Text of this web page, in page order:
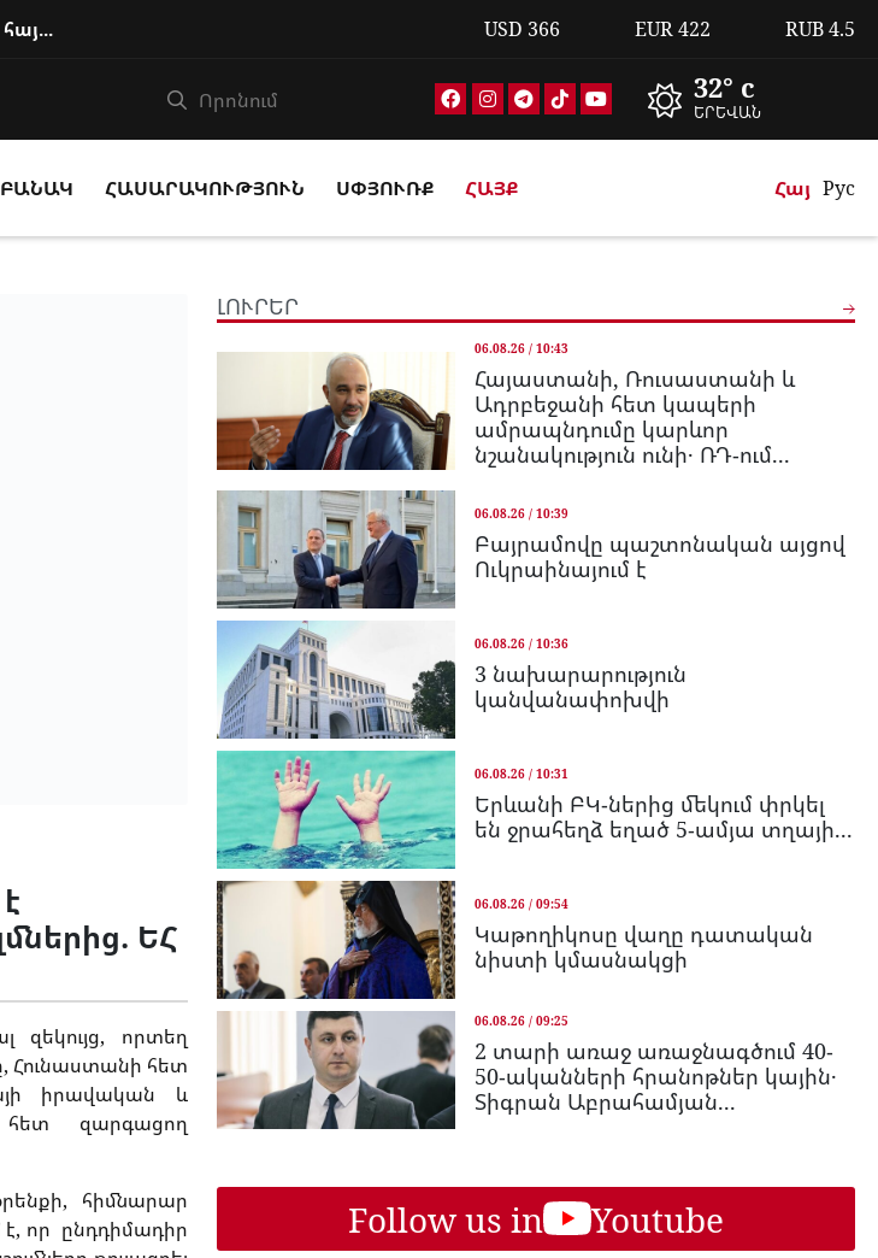
Բաքուն ողջունել է Փաշինյանի «իրական Հայաստան» հայեցակարգը USD 366 EUR422 RUB4.5
32° c
ԵՐԵՎԱՆ
ԲԱՆԱԿ ՀԱՍԱՐԱԿՈՒԹՅՈՒՆ ՍՓՅՈՒՌՔ ՀԱՅՔ Հայ Рус
ԵՀ
զեկույց, որտեղ
Հունաստանի հետ
իրավական և
զարգացող
հիմնարար
է, որ ընդդիմադիր
ԼՈՒՐԵՐ
06.08.26 / 10:43
Հայաստանի, Ռուսաստանի և
Ադրբեջանի հետ կապերի
ամրապնդումը կարևոր
նշանակություն ունի․ ՌԴ-ում...
06.08.26 / 10:39
Բայրամովը պաշտոնական այցով
Ուկրաինայում է
06.08.26 / 10:36
3 նախարարություն
կանվանափոխվի
06.08.26 / 10:31
Երևանի ԲԿ-ներից մեկում փրկել
են ջրահեղձ եղած 5-ամյա տղայի...
06.08.26 / 09:54
Կաթողիկոսը վաղը դատական
նիստի կմասնակցի
06.08.26 / 09:25
2 տարի առաջ առաջնագծում 40-
50-ականների հրանոթներ կային․
Տիգրան Աբրահամյան...
Follow us in Youtube